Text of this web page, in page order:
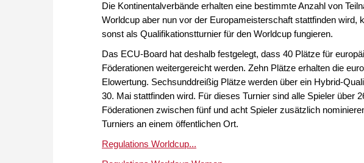
Die Kontinentalverbände erhalten eine bestimmte Anzahl von
Worldcup aber nun vor der Europameisterschaft stattfinden wird,
sonst als Qualifikationstturnier für den Worldcup fungieren.
Das ECU-Board hat deshalb festgelegt, dass 40 Plätze für
Föderationen weitergereicht werden. Zehn Plätze erhalten die
Elowertung. Sechsunddreißig Plätze werden über ein Hybrid-
30. Mai stattfinden wird. Für dieses Turnier sind alle Spieler über
Föderationen zwischen fünf und acht Spieler zusätzlich
Turniers an einem öffentlichen Ort.
Regulations Worldcup...